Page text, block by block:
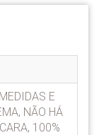
E
NÃO HÁ
100%